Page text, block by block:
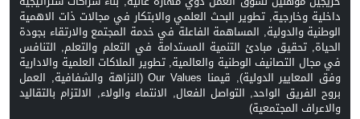
داخلية وخارجية, تطوير البحث العلمي والابتكار في مجالات ذات الاهمية
الوطنية والدولية, المساهمة الفاعلة في خدمة المجتمع والارتقاء بجودة
الحياة, تحقيق مبادئ التنمية المستدامة في التعلم والتعلم, التنافس
في مجال التصانيف الوطنية والعالمية, تطوير الملاكات العلمية والادارية
وفق المعايير الدولية), قيمنا Our Values (النزاهة والشفافية, العمل
بروح الفريق الواحد, التواصل الفعال, الانتماء والولاء, الالتزام بالتقاليد
والاعراف المجتمعية)